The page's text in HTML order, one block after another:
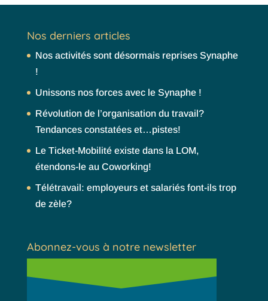
Nos derniers articles
Nos activités sont désormais reprises Synaphe
!
Unissons nos forces avec le Synaphe !
Révolution de l’organisation du travail?
Tendances constatées et…pistes!
Le Ticket-Mobilité existe dans la LOM,
étendons-le au Coworking!
Télétravail: employeurs et salariés font-ils trop
de zèle?
Abonnez-vous à notre newsletter